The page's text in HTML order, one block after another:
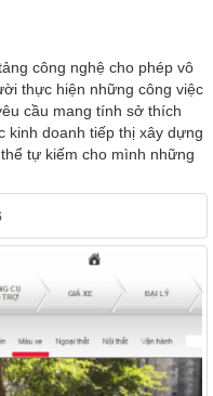
công nghệ cho phép vô
thực hiện những công việc
cầu mang tính sở thích
kinh doanh tiếp thị xây dựng
tự kiếm cho mình những